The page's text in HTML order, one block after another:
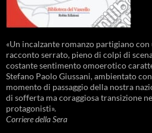
«Un incalzante romanzo partigiano
racconto serrato, pieno di colpi di
costante sentimento omoerotico
Stefano Paolo Giussani, ambientato
momento di passaggio della nostra
di sofferta ma coraggiosa transizione
protagonisti».
Corriere della Sera